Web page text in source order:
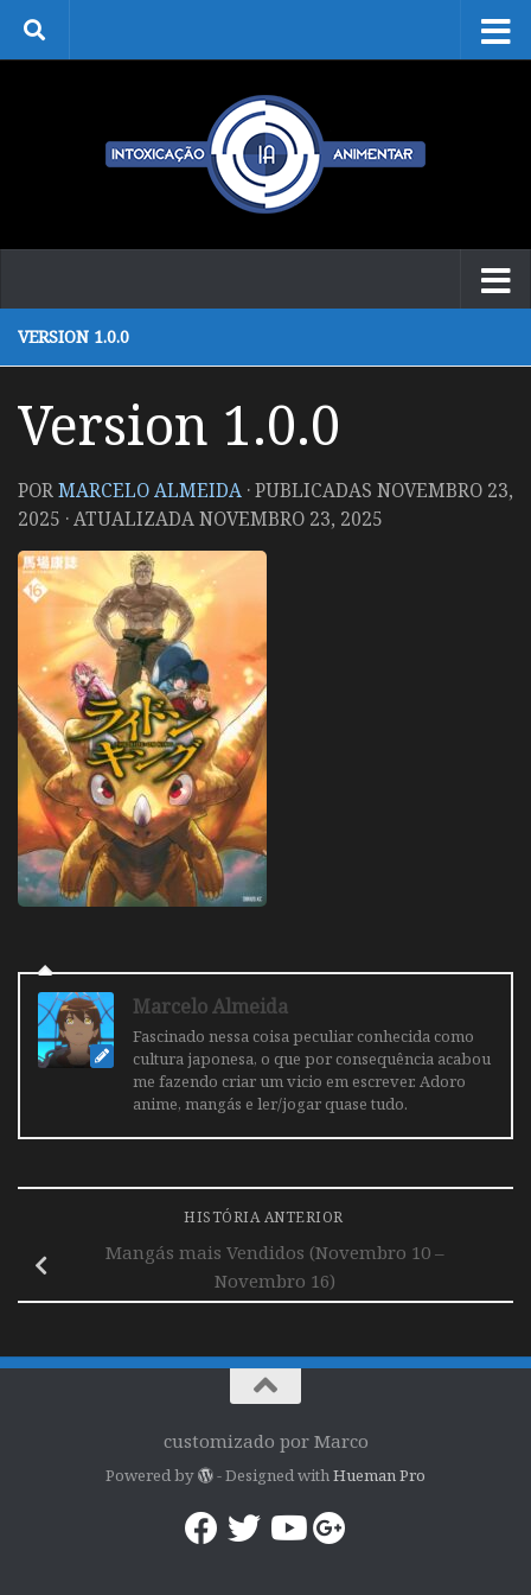
Skip to content
VERSION 1.0.0
Version 1.0.0
PORMARCELO ALMEIDA · PUBLICADAS NOVEMBRO 23,
2025 · ATUALIZADANOVEMBRO 23, 2025
Marcelo Almeida
Fascinado nessa coisa peculiar conhecida como
cultura japonesa, o que por consequência acabou
me fazendo criar um vicio em escrever. Adoro
anime, mangás e ler/jogar quase tudo.
HISTÓRIA ANTERIOR
Mangás mais Vendidos (Novembro 10 –
Novembro 16)
customizado por Marco
Powered by - Designed with Hueman Pro